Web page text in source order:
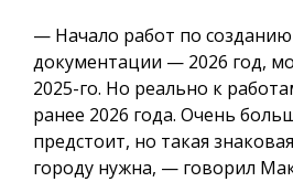
— Начало работ по
документации — 2026 год,
2025-го. Но реально к
ранее 2026 года. Очень
предстоит, но такая
городу нужна, — говорил